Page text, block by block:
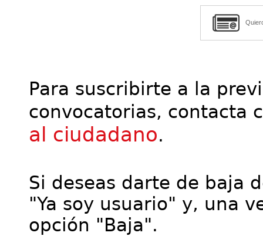
Para suscribirte a la
convocatorias, contacta
al ciudadano.
Si deseas darte de baja
"Ya soy usuario" y, una
opción "Baja".